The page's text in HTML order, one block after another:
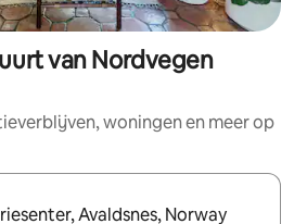
van Nordvegen
woningen en meer op
beschikbaar zijn, maak je een keuze